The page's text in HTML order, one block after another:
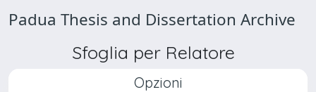
Padua Thesis and Dissertation Archive
Sfoglia per Relatore
Opzioni